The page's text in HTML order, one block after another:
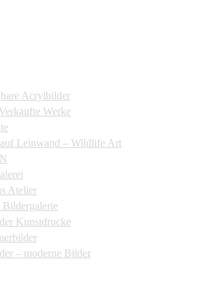
Acrylbilder
Werke
Leinwand – Wildlife Art
Atelier
Bildergalerie
Kunstdrucke
– moderne Bilder